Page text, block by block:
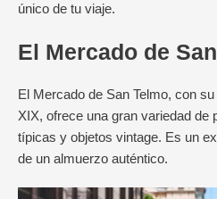
único de tu viaje.
El Mercado de
El Mercado de San Telmo, con
XIX, ofrece una gran variedad
típicas y objetos vintage. Es un
de un almuerzo auténtico.